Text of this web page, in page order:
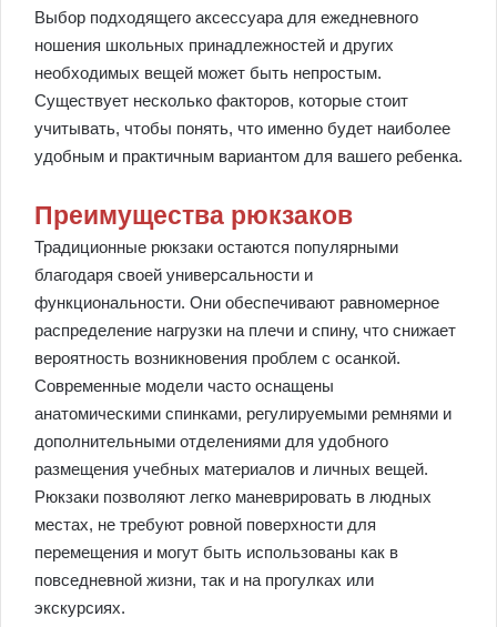
Выбор подходящего аксессуара для ежедневного
ношения школьных принадлежностей и других
необходимых вещей может быть непростым.
Существует несколько факторов, которые стоит
учитывать, чтобы понять, что именно будет наиболее
удобным и практичным вариантом для вашего ребенка.
Преимущества рюкзаков
Традиционные рюкзаки остаются популярными
благодаря своей универсальности и
функциональности. Они обеспечивают равномерное
распределение нагрузки на плечи и спину, что снижает
вероятность возникновения проблем с осанкой.
Современные модели часто оснащены
анатомическими спинками, регулируемыми ремнями и
дополнительными отделениями для удобного
размещения учебных материалов и личных вещей.
Рюкзаки позволяют легко маневрировать в людных
местах, не требуют ровной поверхности для
перемещения и могут быть использованы как в
повседневной жизни, так и на прогулках или
экскурсиях.